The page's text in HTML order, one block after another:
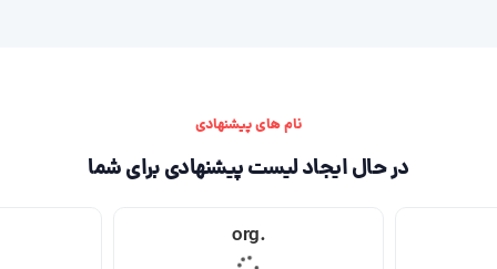
نام های پیشنهادی
در حال ایجاد لیست پیشنهادی برای شما
.org